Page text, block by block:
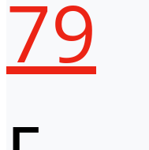
79